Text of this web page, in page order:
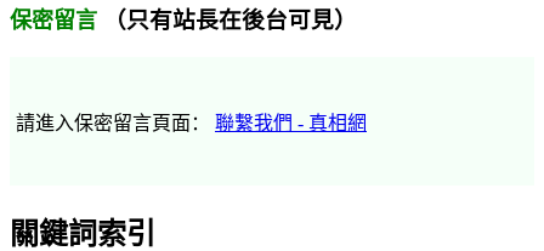
保密留言 （只有站長在後台可見）
請進入保密留言頁面： 聯繫我們 - 真相網
關鍵詞索引